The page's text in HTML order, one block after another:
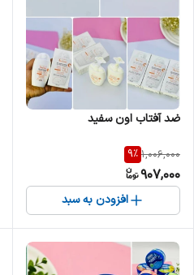
ضد آفتاب اون سفید
1,006,000
9%
907,000
افزودن به سبد